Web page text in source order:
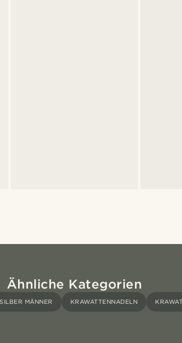
Ähnliche Kategorien
MÄNNER KRAWATTENNADELN